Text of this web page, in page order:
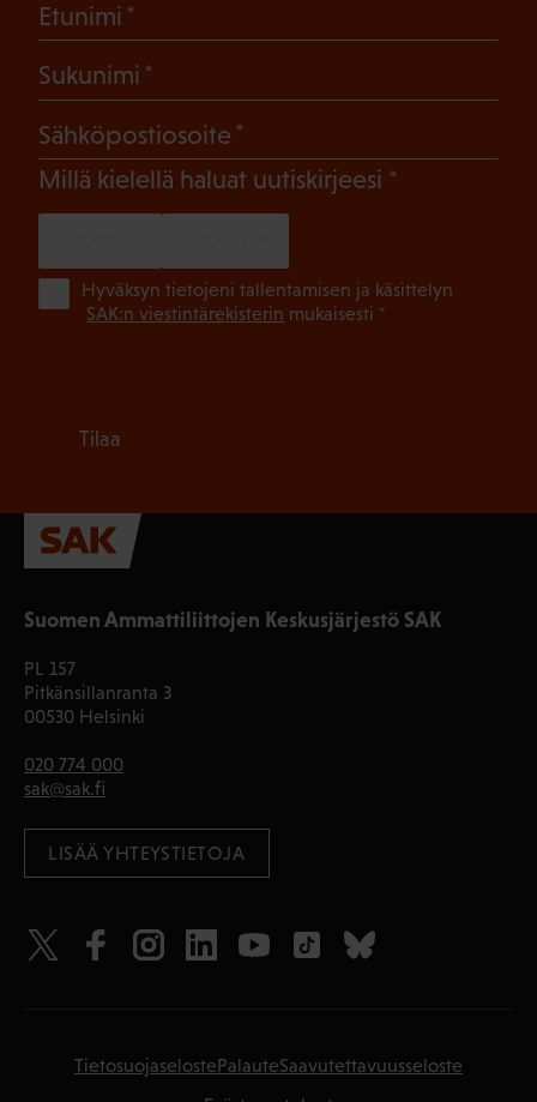
Suomen Ammattiliittojen Keskusjärjestö SAK
PL 157
Pitkänsillanranta 3
00530 Helsinki
020 774 000
sak@sak.fi
LISÄÄ YHTEYSTIETOJA
Etunimi
Sukunimi
Sähköpostiosoite
Millä kielellä haluat uutiskirjeesi (Pakollinen)
Hyväksyn tietojeni tallentamisen ja käsittelyn
SAK:n viestintärekisterin mukaisesti *
Tilaa
TietosuojaselostePalauteSaavutettavuusseloste